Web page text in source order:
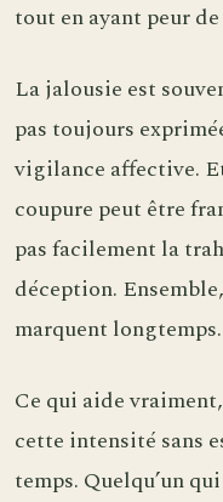
tout en ayant peur
La jalousie est
pas toujours
vigilance affective.
coupure peut être
pas facilement la
déception.
marquent longtemps.
Ce qui aide
cette intensité sans
temps. Quelqu’un